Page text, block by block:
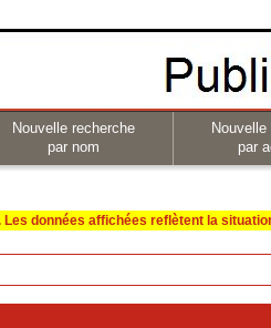
Nouvelle recherche
par nom
par
données affichées reflètent la